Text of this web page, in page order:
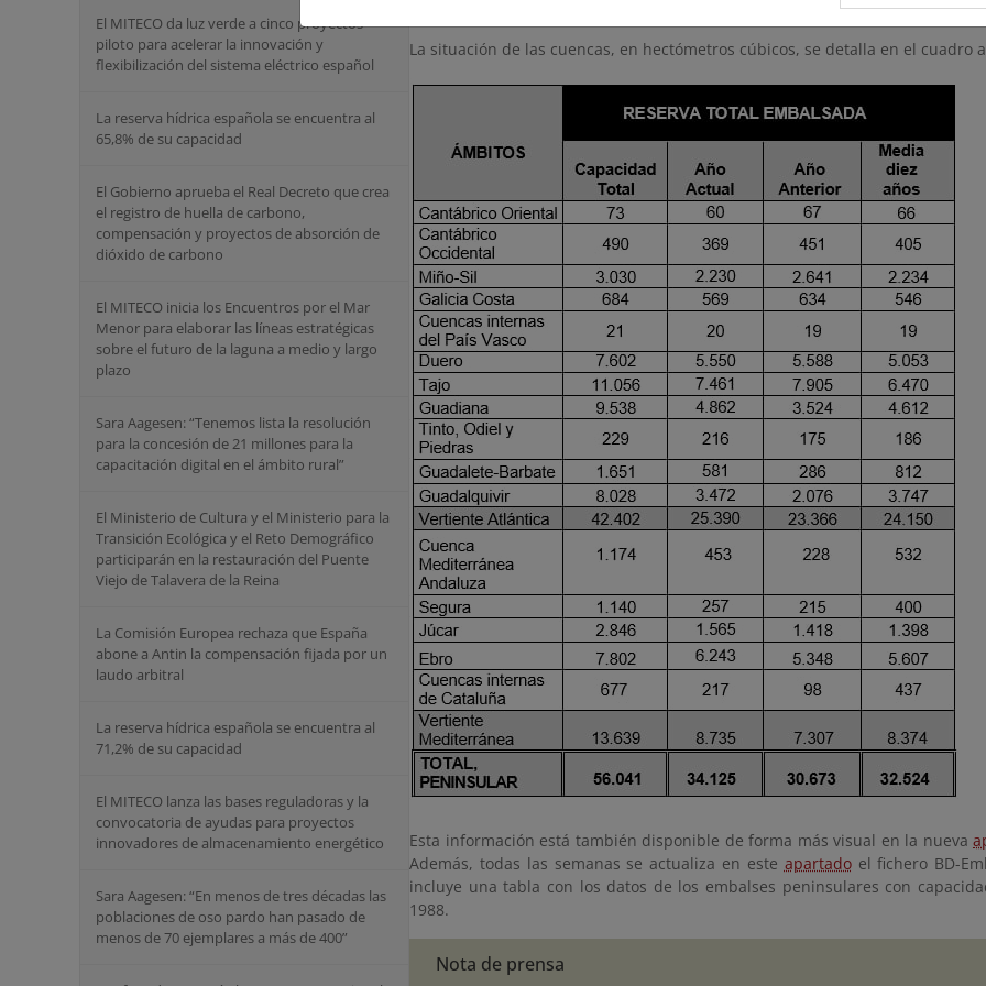
El MITECO da luz verde a cinco proyectos
piloto para acelerar la innovación y
flexibilización del sistema eléctrico español
La reserva hídrica española se encuentra al
65,8% de su capacidad
El Gobierno aprueba el Real Decreto que crea
el registro de huella de carbono,
compensación y proyectos de absorción de
dióxido de carbono
El MITECO inicia los Encuentros por el Mar
Menor para elaborar las líneas estratégicas
sobre el futuro de la laguna a medio y largo
plazo
Sara Aagesen: “Tenemos lista la resolución
para la concesión de 21 millones para la
capacitación digital en el ámbito rural”
El Ministerio de Cultura y el Ministerio para la
Transición Ecológica y el Reto Demográfico
participarán en la restauración del Puente
Viejo de Talavera de la Reina
La Comisión Europea rechaza que España
abone a Antin la compensación fijada por un
laudo arbitral
La reserva hídrica española se encuentra al
71,2% de su capacidad
El MITECO lanza las bases reguladoras y la
convocatoria de ayudas para proyectos
innovadores de almacenamiento energético
Sara Aagesen: “En menos de tres décadas las
poblaciones de oso pardo han pasado de
menos de 70 ejemplares a más de 400”
La situación de las cuencas, en hectómetros cúbicos, se detalla en el cuadro
Esta información está también disponible de forma más visual en la nueva
Además, todas las semanas se actualiza en este apartadoel fichero BD-
incluye una tabla con los datos de los embalses peninsulares con
1988.
Nota de prensa